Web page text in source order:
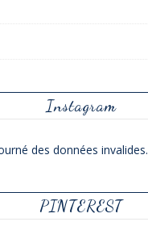
Instagram
des données invalides.
PINTEREST